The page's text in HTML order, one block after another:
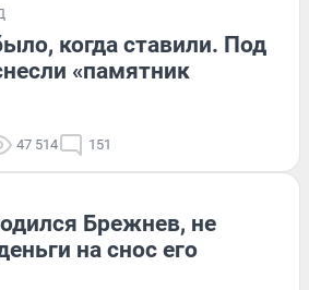
когда ставили. Под
«памятник
47 514 151
Брежнев, не
на снос его